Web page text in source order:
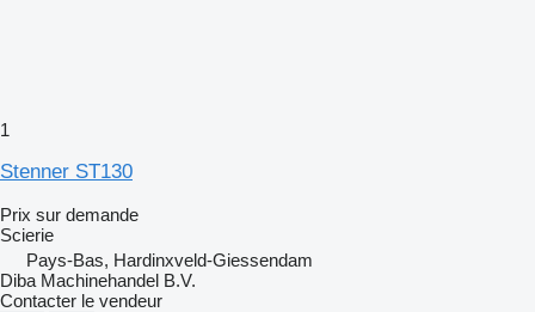
1
Stenner ST130
Prix sur demande
Scierie
Pays-Bas, Hardinxveld-Giessendam
Diba Machinehandel B.V.
Contacter le vendeur